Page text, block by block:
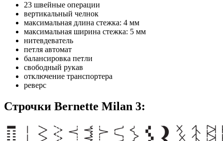
23 швейные операции
вертикальный челнок
максимальная длина стежка: 4 мм
максимальная ширина стежка: 5 мм
нитевдеватель
петля автомат
балансировка петли
свободный рукав
отключение транспортера
реверс
Строчки Bernette Milan 3: